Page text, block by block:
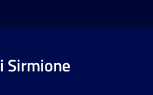
Sirmione